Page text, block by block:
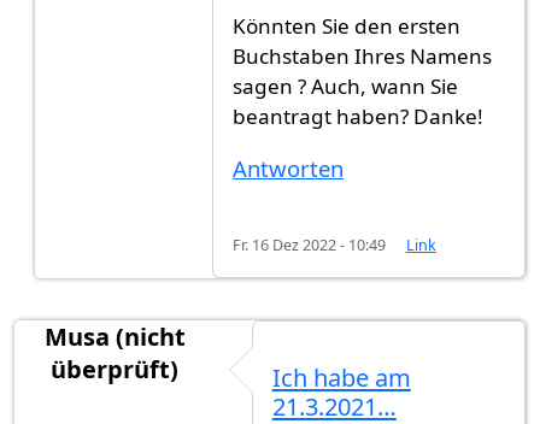
Könnten Sie den ersten
Buchstaben Ihres Namens
sagen ? Auch, wann Sie
beantragt haben? Danke!
Antworten
Fr. 16 Dez 2022 - 10:49 Link
Musa (nicht
überprüft)
Ich habe am
21.3.2021…